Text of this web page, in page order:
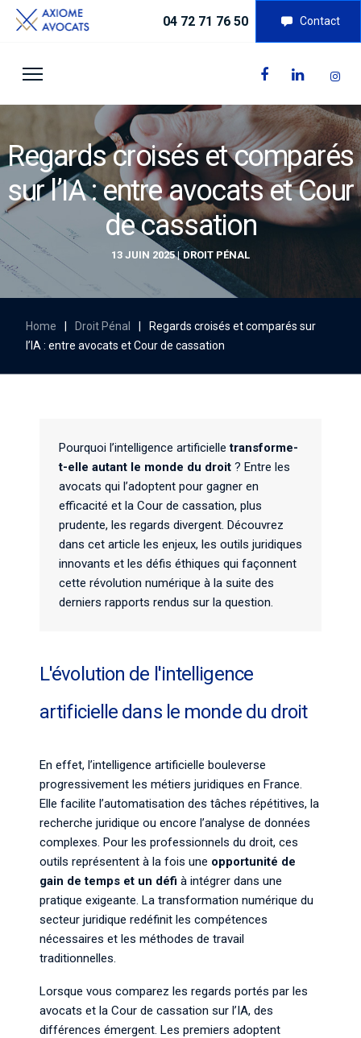
04 72 71 76 50 Contact
Regards croisés et comparés
sur l’IA : entre avocats et Cour
de cassation
13 JUIN 2025 DROIT PÉNAL
Home Droit Pénal
Regards croisés et comparés sur
l’IA : entre avocats et Cour de cassation
Pourquoi l’intelligence artificielletransforme-
t-elle autant le monde du droit ? Entre les
avocats qui l’adoptent pour gagner en
efficacité et la Cour de cassation, plus
prudente, les regards divergent. Découvrez
dans cet article les enjeux, les outils juridiques
innovants et les défis éthiques qui façonnent
cette révolution numérique à la suite des
derniers rapports rendus sur la question.
L'évolution de l'intelligence
artificielle dans le monde du droit
En effet, l’intelligence artificielle bouleverse
progressivement les métiers juridiques en France.
Elle facilite l’automatisation des tâches répétitives, la
recherche juridique ou encore l’analyse de données
complexes. Pour les professionnels du droit, ces
outils représentent à la fois une opportunité de
gain de temps et un défi à intégrer dans une
pratique exigeante. La transformation numérique du
secteur juridique redéfinit les compétences
nécessaires et les méthodes de travail
traditionnelles.
Lorsque vous comparez les regards portés par les
avocats et la Cour de cassation sur l’IA, des
différences émergent. Les premiers adoptent